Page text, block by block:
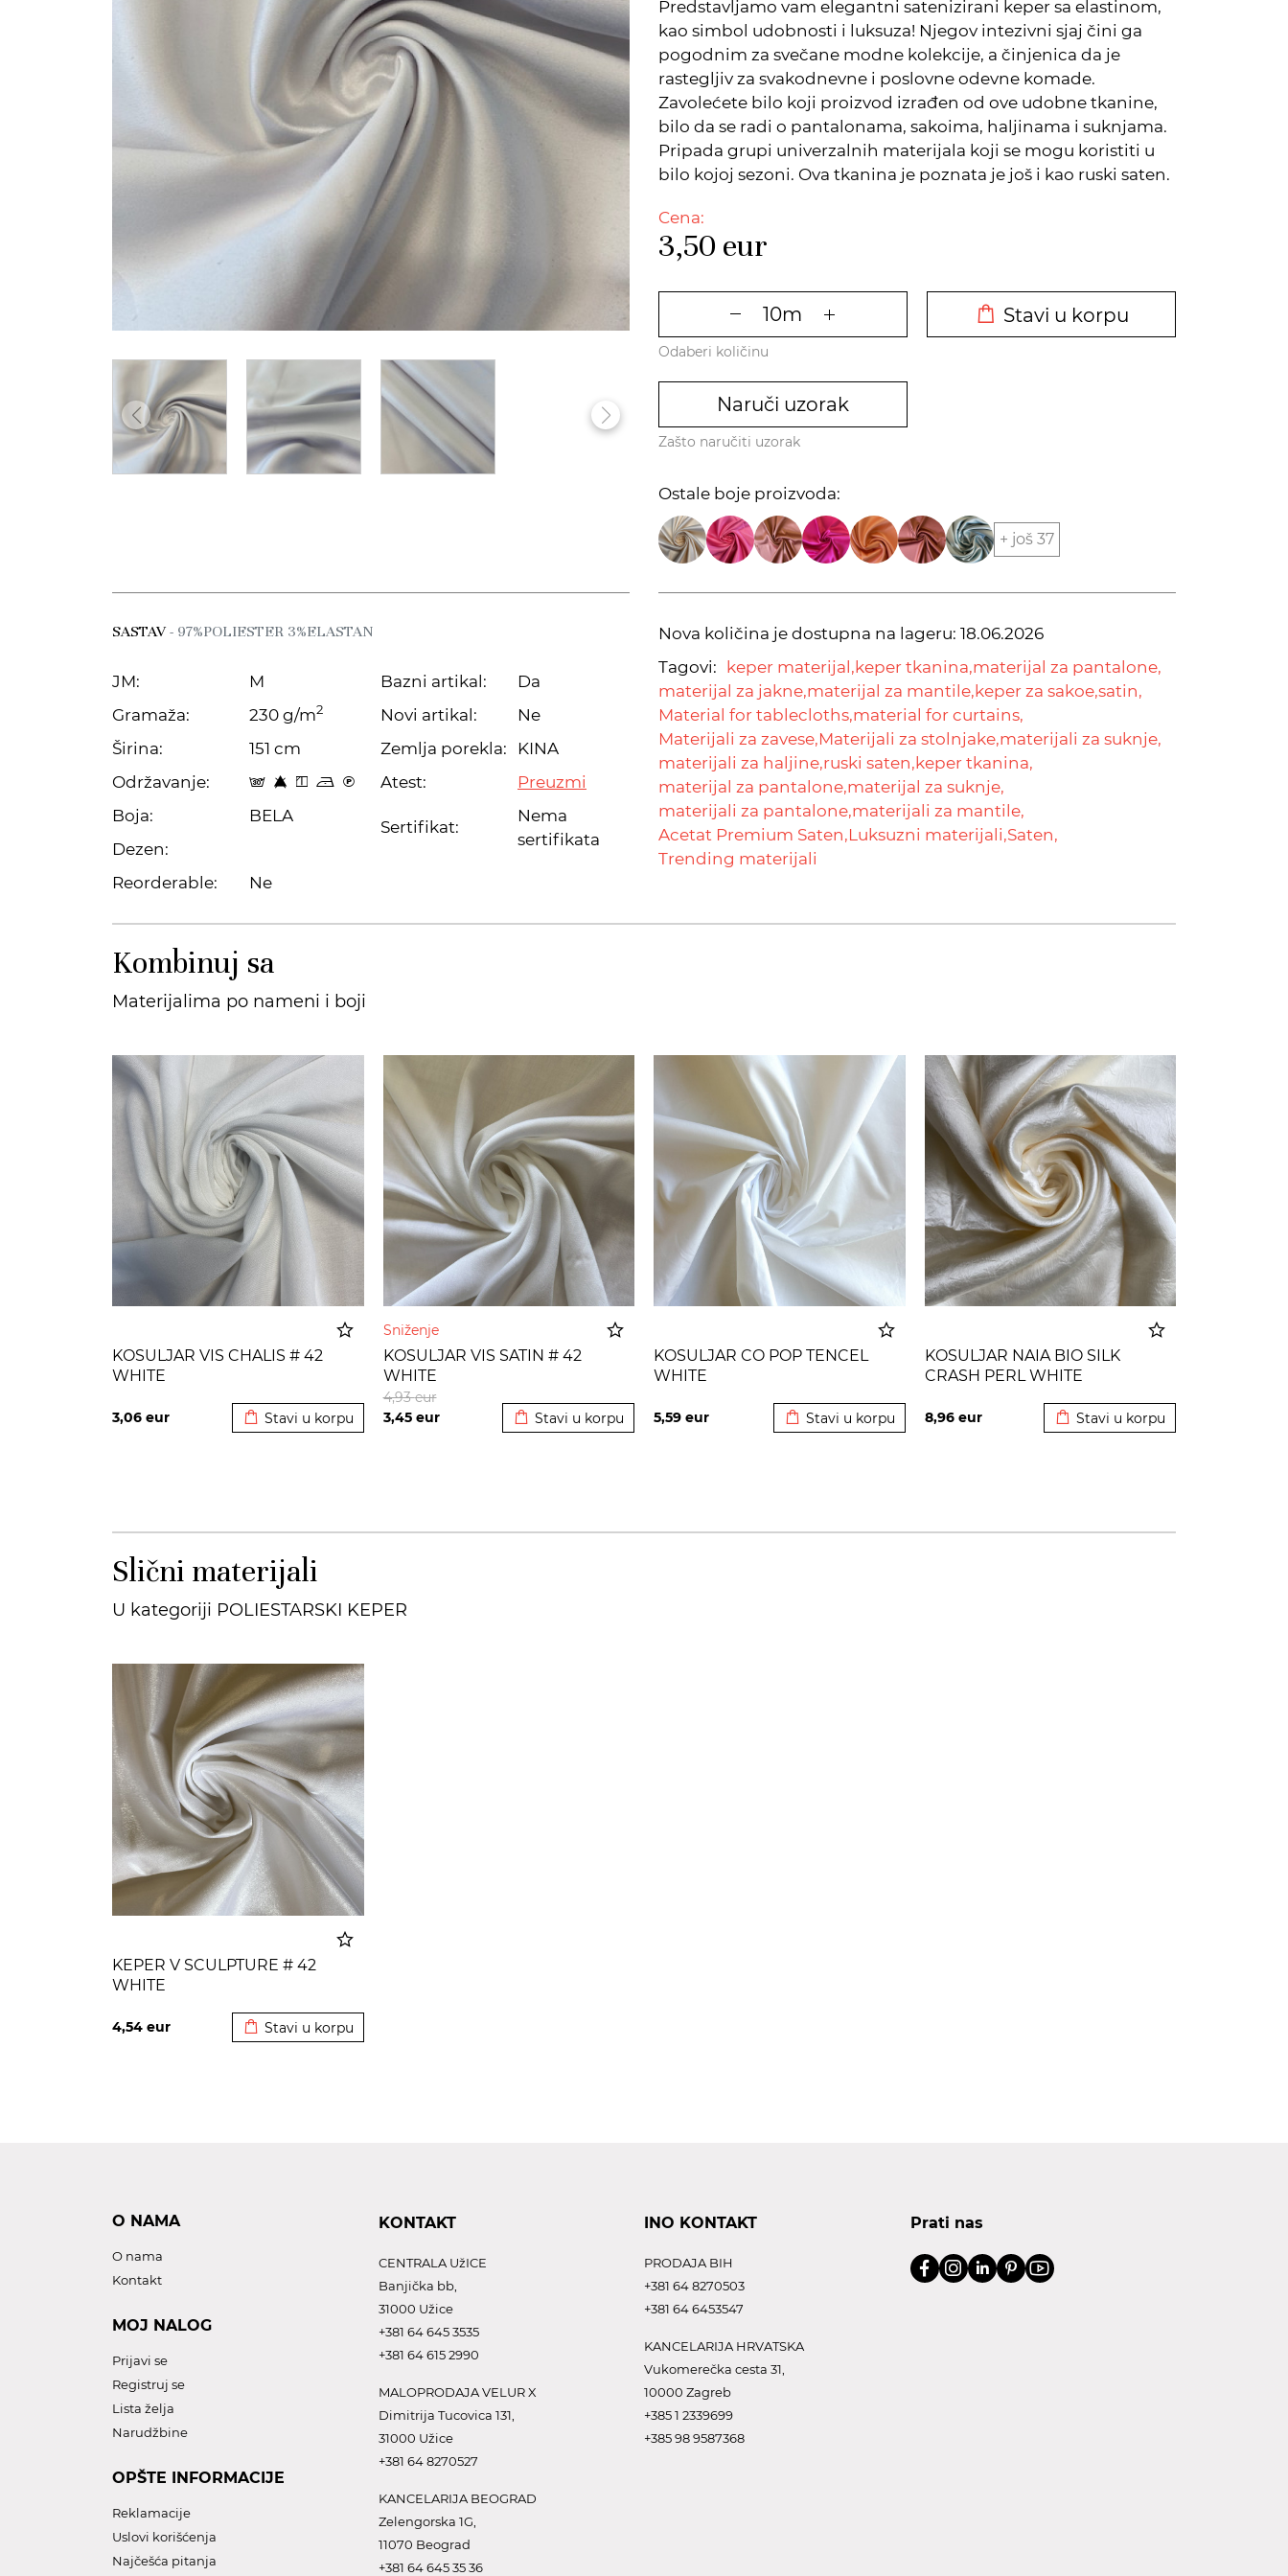
Predstavljamo vam elegantni satenizirani keper sa elastinom,
kao simbol udobnosti i luksuza! Njegov intezivni sjaj čini ga
pogodnim za svečane modne kolekcije, a činjenica da je
rastegljiv za svakodnevne i poslovne odevne komade.
Zavolećete bilo koji proizvod izrađen od ove udobne tkanine,
bilo da se radi o pantalonama, sakoima, haljinama i suknjama.
Pripada grupi univerzalnih materijala koji se mogu koristiti u
bilo kojoj sezoni. Ova tkanina je poznata je još i kao ruski saten.
Cena:
3,50 eur
Stavi u korpu
Odaberi količinu
Naruči uzorak
Zašto naručiti uzorak
Ostale boje proizvoda:
+ još 37
SASTAV- 97%POLIESTER 3%ELASTAN
JM:
M
Gramaža:
230 g/m2
Širina:
151 cm
Održavanje:
s 8 y o C
Boja:
BELA
Dezen:
Reorderable:
Ne
Bazni artikal:
Da
Novi artikal:
Ne
Zemlja porekla:
KINA
Atest:
Preuzmi
Sertifikat:
Nema
sertifikata
Nova količina je dostupna na lageru: 18.06.2026
Tagovi: keper materijal,keper tkanina,materijal za pantalone,
materijal za jakne,materijal za mantile,keper za sakoe,satin,
Material for tablecloths,material for curtains,
Materijali za zavese,Materijali za stolnjake,materijali za suknje,
materijali za haljine,ruski saten,keper tkanina,
materijal za pantalone,materijal za suknje,
materijali za pantalone,materijali za mantile,
Acetat Premium Saten,Luksuzni materijali,Saten,
Trending materijali
Kombinuj sa
Materijalima po nameni i boji
KOSULJAR VIS CHALIS # 42
WHITE
3,06 eur Stavi u korpu
Sniženje
KOSULJAR VIS SATIN # 42
WHITE
3,45 eur
4,93eur
Stavi u korpu
KOSULJAR CO POP TENCEL
WHITE
5,59 eur Stavi u korpu
KOSULJAR NAIA BIO SILK
CRASH PERL WHITE
8,96 eur Stavi u korpu
Slični materijali
U kategoriji POLIESTARSKI KEPER
KEPER V SCULPTURE # 42
WHITE
4,54 eur Stavi u korpu
O NAMA
O nama
Kontakt
MOJ NALOG
Prijavi se
Registruj se
Lista želja
Narudžbine
OPŠTE INFORMACIJE
Reklamacije
Uslovi korišćenja
Najčešća pitanja
KONTAKT
CENTRALA UžICE
Banjička bb,
31000 Užice
+381 64 645 3535
+381 64 615 2990
MALOPRODAJA VELUR X
Dimitrija Tucovica 131,
31000 Užice
+381 64 8270527
KANCELARIJA BEOGRAD
Zelengorska 1G,
11070 Beograd
+381 64 645 35 36
INO KONTAKT
PRODAJA BIH
+381 64 8270503
+381 64 6453547
KANCELARIJA HRVATSKA
Vukomerečka cesta 31,
10000 Zagreb
+385 1 2339699
+385 98 9587368
Prati nas